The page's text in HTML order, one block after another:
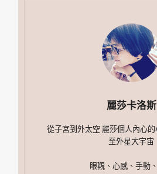
麗莎卡洛斯
從子宮到外太空 麗莎個人內心
至外星大宇宙
眼觀、心感、手動